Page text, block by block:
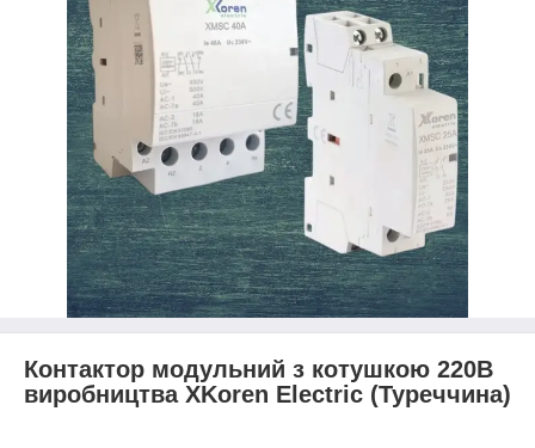
Контактор модульний з котушкою 220В
виробництва XKoren Electric (Туреччина)